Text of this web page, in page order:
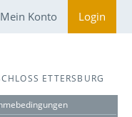
Mein Konto Login
ETTERSBURG